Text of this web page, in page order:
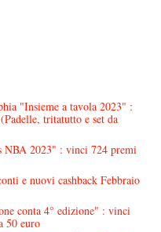
"Insieme a tavola 2023" :
tritatutto e set da
NBA 2023" : vinci 724 premi
e nuovi cashback Febbraio
conta 4° edizione" : vinci
50 euro